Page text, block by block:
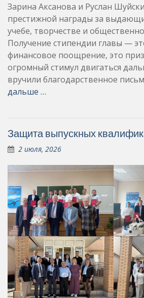
Зарина Аксанова и Руслан
престижной награды за
учебе, творчестве и
Получение стипендии главы —
финансовое поощрение, это
огромный стимул двигаться
вручили благодарственное
дальше …
Защита выпускных
2 июля, 2026